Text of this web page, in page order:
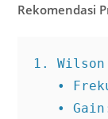
Rekomendasi
1. Wilson
•
•